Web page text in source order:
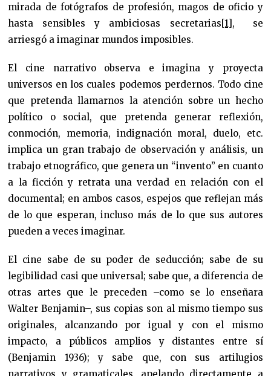
mirada de fotógrafos de profesión, magos de oficio y
hasta sensibles y ambiciosas secretarias[1], se
arriesgó a imaginar mundos imposibles.
El cine narrativo observa e imagina y proyecta
universos en los cuales podemos perdernos. Todo cine
que pretenda llamarnos la atención sobre un hecho
político o social, que pretenda generar reflexión,
conmoción, memoria, indignación moral, duelo, etc.
implica un gran trabajo de observación y análisis, un
trabajo etnográfico, que genera un “invento” en cuanto
a la ficción y retrata una verdad en relación con el
documental; en ambos casos, espejos que reflejan más
de lo que esperan, incluso más de lo que sus autores
pueden a veces imaginar.
El cine sabe de su poder de seducción; sabe de su
legibilidad casi que universal; sabe que, a diferencia de
otras artes que le preceden –como se lo enseñara
Walter Benjamin–, sus copias son al mismo tiempo sus
originales, alcanzando por igual y con el mismo
impacto, a públicos amplios y distantes entre sí
(Benjamin 1936); y sabe que, con sus artilugios